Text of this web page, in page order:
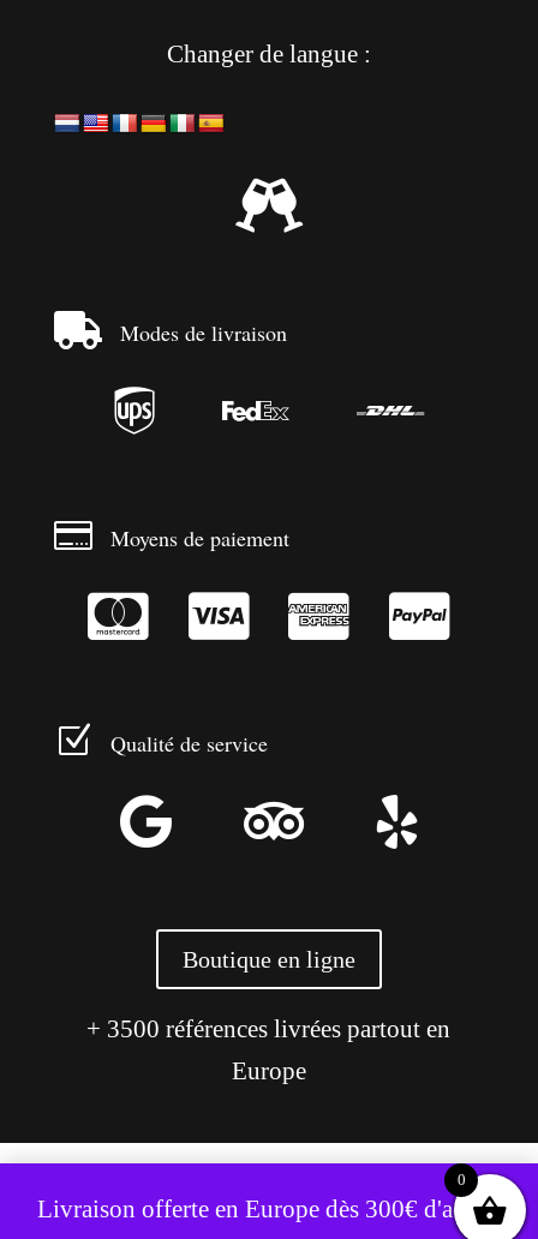
Livraison offerte en Europe dès 300€ d'achat,
Changer de langue :

 Modes de livraison
  
 Moyens de paiement
   
Z Qualité de service
  
Boutique en ligne
+ 3500 références livrées partout en
Europe
Ce site utilise des cookies pour améliorer votre expérience.
0